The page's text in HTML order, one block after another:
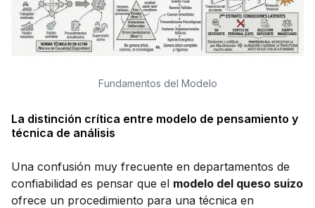
Fundamentos del Modelo
La distinción crítica entre modelo de pensamiento y
técnica de análisis
Una confusión muy frecuente en departamentos de
confiabilidad es pensar que el modelo del queso suizo
ofrece un procedimiento para una técnica en